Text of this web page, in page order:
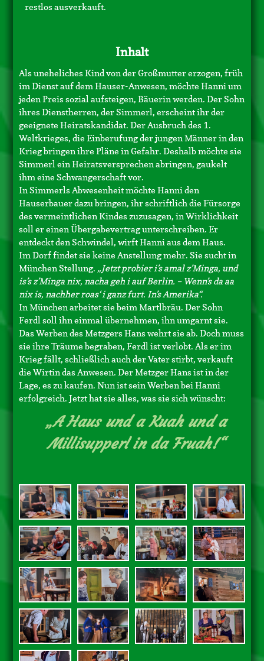
restlos ausverkauft.
Inhalt
Als uneheliches Kind von der Großmutter erzogen, früh
im Dienst auf dem Hauser-Anwesen, möchte Hanni um
jeden Preis sozial aufsteigen, Bäuerin werden. Der Sohn
ihres Dienstherren, der Simmerl, erscheint ihr der
geeignete Heiratskandidat. Der Ausbruch des 1.
Weltkrieges, die Einberufung der jungen Männer in den
Krieg bringen ihre Pläne in Gefahr. Deshalb möchte sie
Simmerl ein Heiratsversprechen abringen, gaukelt
ihm eine Schwangerschaft vor.
In Simmerls Abwesenheit möchte Hanni den
Hauserbauer dazu bringen, ihr schriftlich die Fürsorge
des vermeintlichen Kindes zuzusagen, in Wirklichkeit
soll er einen Übergabevertrag unterschreiben. Er
entdeckt den Schwindel, wirft Hanni aus dem Haus.
Im Dorf findet sie keine Anstellung mehr. Sie sucht in
München Stellung. „Jetzt probier i’s amal z’Minga, und
is’s z’Minga nix, nacha geh i auf Berlin. – Wenn’s da aa
nix is, nachher roas‘ i ganz furt. In’s Amerika“.
In München arbeitet sie beim Martlbräu. Der Sohn
Ferdl soll ihn einmal übernehmen, ihn umgarnt sie.
Das Werben des Metzgers Hans wehrt sie ab. Doch muss
sie ihre Träume begraben, Ferdl ist verlobt. Als er im
Krieg fällt, schließlich auch der Vater stirbt, verkauft
die Wirtin das Anwesen. Der Metzger Hans ist in der
Lage, es zu kaufen. Nun ist sein Werben bei Hanni
erfolgreich. Jetzt hat sie alles, was sie sich wünscht:
„A Haus und a Kuah und a
Millisupperl in da Fruah!“